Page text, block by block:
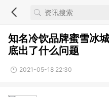
知名冷饮品牌蜜雪冰
底出了什么问题
2021-05-18 22:30